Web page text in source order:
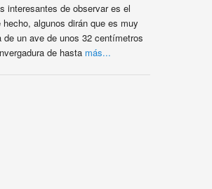
interesantes de observar es el
algunos dirán que es muy
de un ave de unos 32 centímetros
de hasta más...